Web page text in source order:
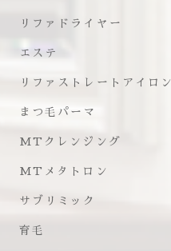
リファドライヤー
エステ
リファストレートアイロン
まつ毛パーマ
MTクレンジング
MTメタトロン
サブリミック
育毛